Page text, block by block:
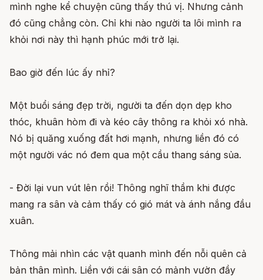
mình nghe kể chuyện cũng thấy thú vị. Nhưng cảnh
đó cũng chẳng còn. Chỉ khi nào người ta lôi mình ra
khỏi nơi này thì hạnh phúc mới trở lại.
Bao giờ đến lúc ấy nhỉ?
Một buổi sáng đẹp trời, người ta đến dọn dẹp kho
thóc, khuân hòm đi và kéo cây thông ra khỏi xó nhà.
Nó bị quăng xuống đất hơi mạnh, nhưng liền đó có
một người vác nó đem qua một cầu thang sáng sủa.
- Đời lại vun vút lên rồi! Thông nghĩ thầm khi được
mang ra sân và cảm thấy có gió mát và ánh nắng đầu
xuân.
Thông mải nhìn các vật quanh mình đến nỗi quên cả
bản thân mình. Liền với cái sân có mảnh vườn đầy